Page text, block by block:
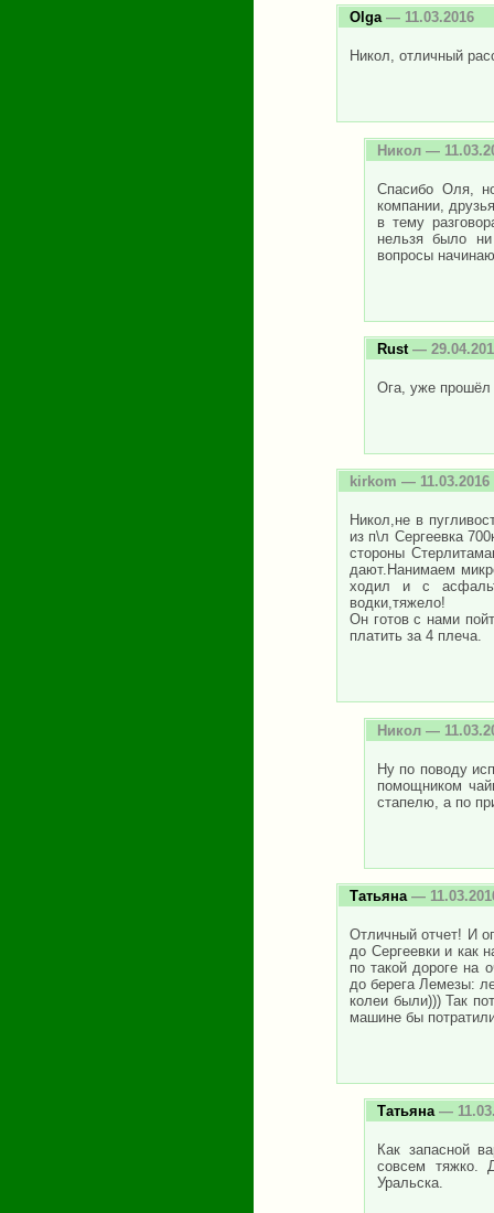
Olga— 11.03.2016
Никол, отличный
Никол —
Спасибо Оля,
компании,
в тему
нельзя было
вопросы
Rust —
Ога, уже прошёл
kirkom — 11.03.2016
Никол,не в
из п\л Сергеевка
стороны
дают.Нанимаем
ходил и с
водки,тяжело!
Он готов с нами
платить за 4 плеча.
Никол —
Ну по поводу
помощником
стапелю, а по
Татьяна —
Отличный отчет! И
до Сергеевки и как
по такой дороге на
до берега Лемезы:
колеи были))) Так
машине бы
Татьяна—
Как запасной
совсем тяжко.
Уральска.